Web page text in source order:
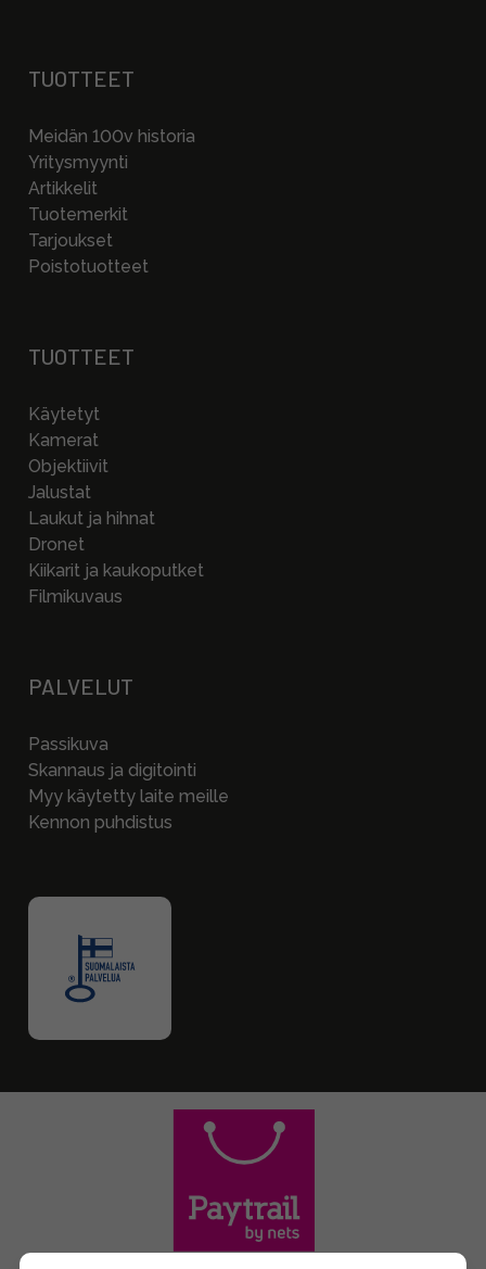
TUOTTEET
Meidän 100v historia
Yritysmyynti
Artikkelit
Tuotemerkit
Tarjoukset
Poistotuotteet
TUOTTEET
Käytetyt
Kamerat
Objektiivit
Jalustat
Laukut ja hihnat
Dronet
Kiikarit ja kaukoputket
Filmikuvaus
PALVELUT
Passikuva
Skannaus ja digitointi
Myy käytetty laite meille
Kennon puhdistus